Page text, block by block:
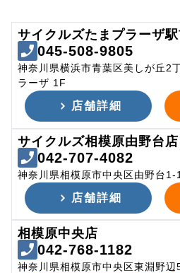
サイクルズたまプラーザ
045-508-9805
神奈川県横浜市青葉区美しが丘2
ラーザ 1F
店舗詳細
サイクルズ相模原由野台店
042-707-4082
神奈川県相模原市中央区由野台1-
店舗詳細
相模原中央店
042-768-1182
神奈川県相模原市中央区東淵野